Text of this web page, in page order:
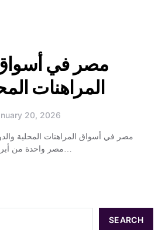
المراهنات
20, 2026
1xbet مصر واحدة من أبرز اللاعبين في سوق…
SEARCH